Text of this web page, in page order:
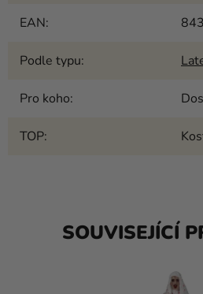
EAN:
Podle typu:
Pro koho:
TOP:
SOUVISEJÍCÍ